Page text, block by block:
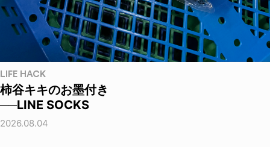
LIFE HACK
柿谷キキのお墨付き
──LINE SOCKS
2026.08.04